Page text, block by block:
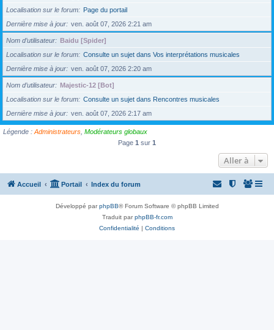
Localisation sur le forum
Page du portail
Dernière mise à jour
ven. août 07, 2026 2:21 am
Nom d’utilisateur
Baidu [Spider]
Localisation sur le forum
Consulte un sujet dans Vos interprétations musicales
Dernière mise à jour
ven. août 07, 2026 2:20 am
Nom d’utilisateur
Majestic-12 [Bot]
Localisation sur le forum
Consulte un sujet dans Rencontres musicales
Dernière mise à jour
ven. août 07, 2026 2:17 am
Légende : Administrateurs Modérateurs globaux
Page 1 sur 1
Aller à
Accueil Portail Index du forum
Développé parphpBB® Forum Software © phpBB Limited
Traduit parphpBB-fr.com
Confidentialité | Conditions